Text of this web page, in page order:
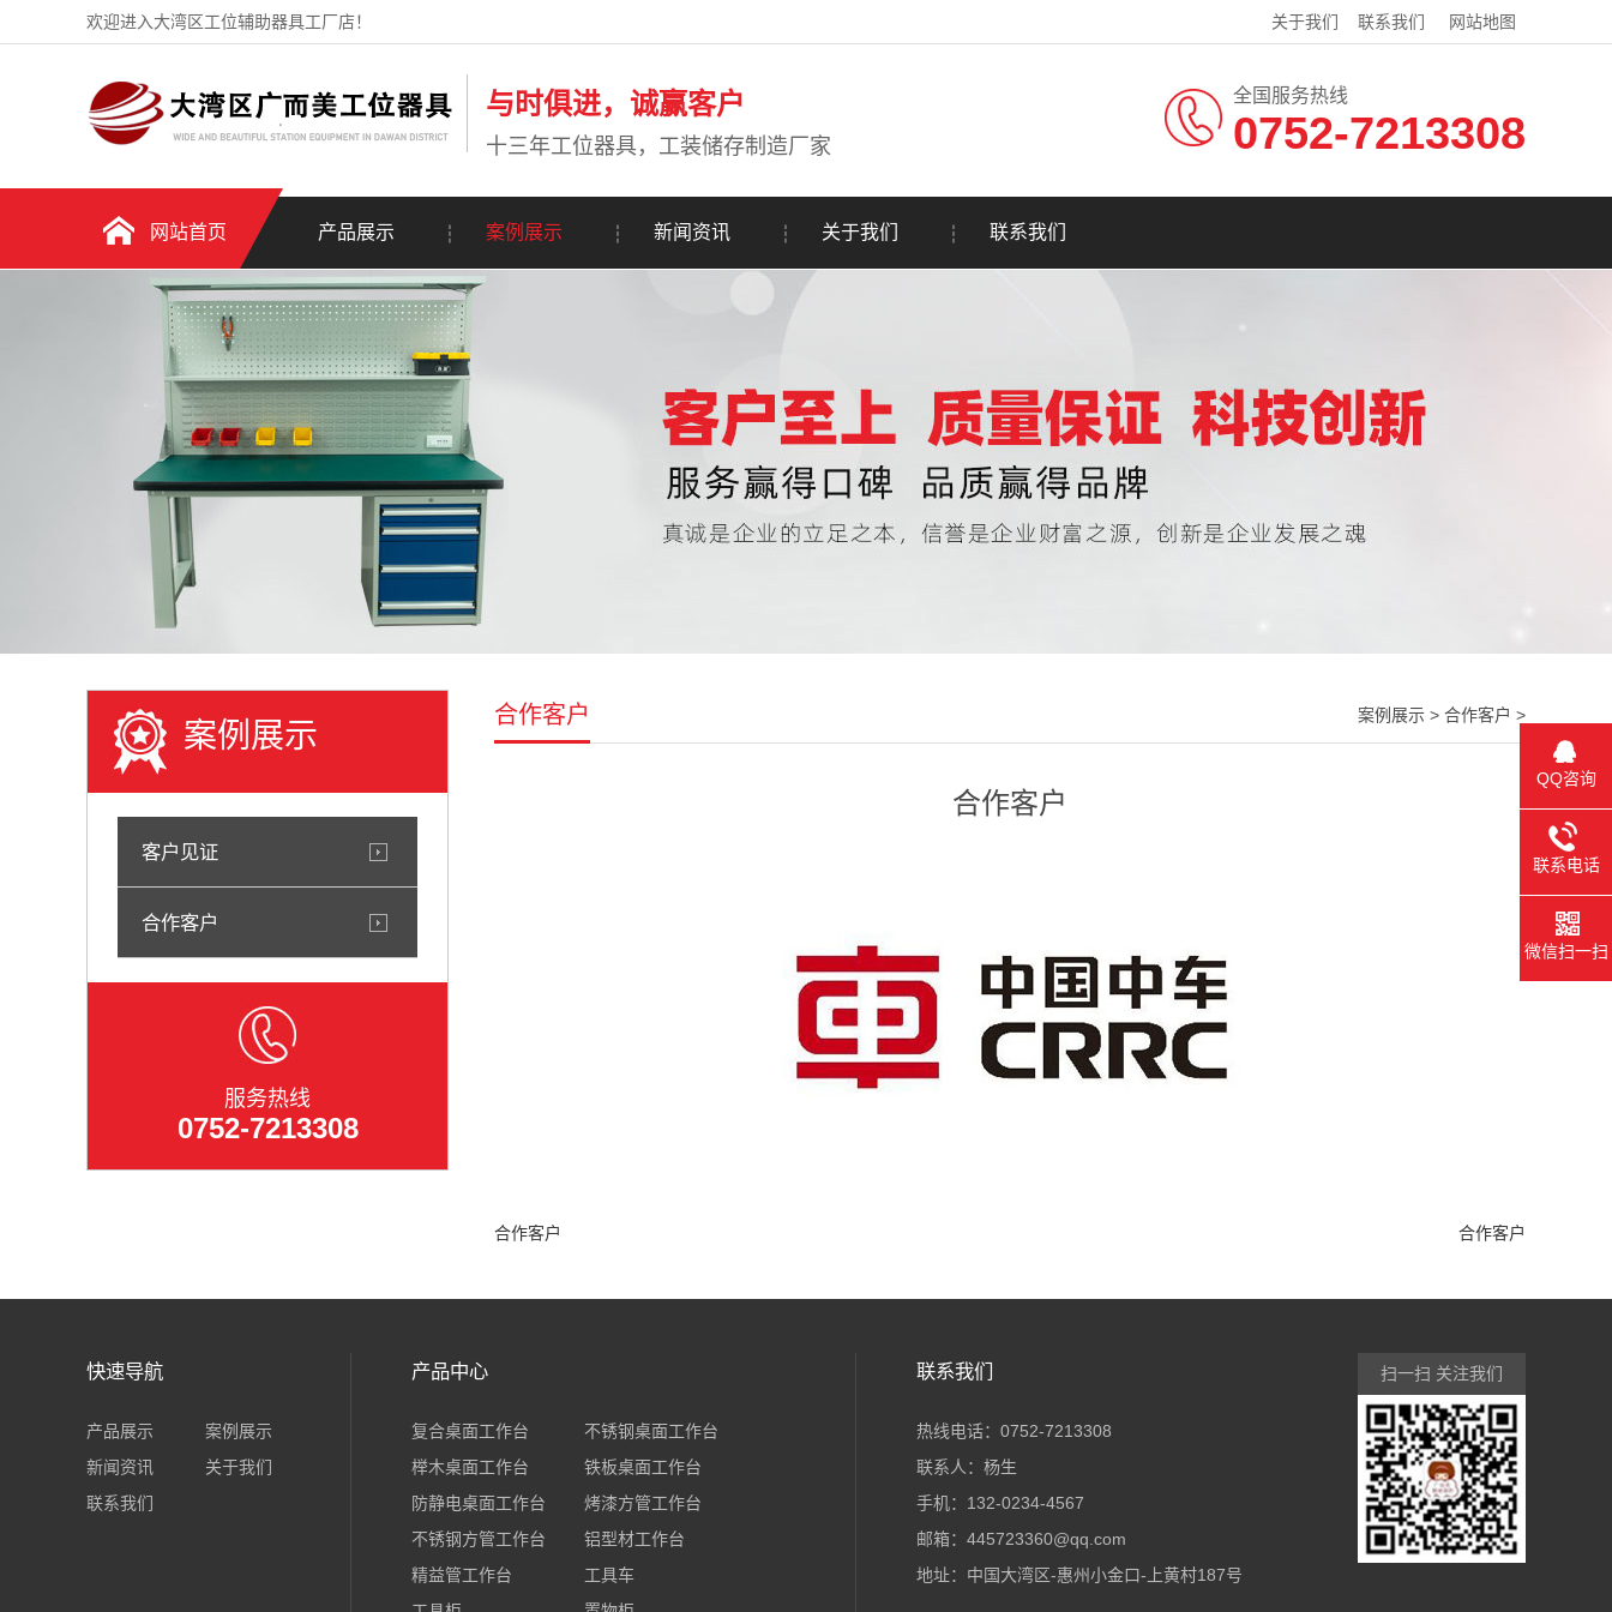
欢迎进入大湾区工位辅助器具工厂店！ 关于我们 联系我们 网站地图
与时俱进，诚赢客户
十三年工位器具，工装储存制造厂家
全国服务热线
0752-7213308
网站首页 产品展示 案例展示 新闻资讯 关于我们 联系我们
案例展示
客户见证
合作客户
服务热线
0752-7213308
合作客户 案例展示 > 合作客户 >
合作客户
合作客户 合作客户
快速导航
产品展示
案例展示
新闻资讯
关于我们
联系我们
产品中心
复合桌面工作台
不锈钢桌面工作台
榉木桌面工作台
铁板桌面工作台
防静电桌面工作台
烤漆方管工作台
不锈钢方管工作台
铝型材工作台
精益管工作台
工具车
联系我们
热线电话：0752-7213308
联系人：杨生
手机：132-0234-4567
邮箱：445723360@qq.com
地址：中国大湾区-惠州小金口-上黄村187号
扫一扫 关注我们
QQ咨询
联系电话
微信扫一扫